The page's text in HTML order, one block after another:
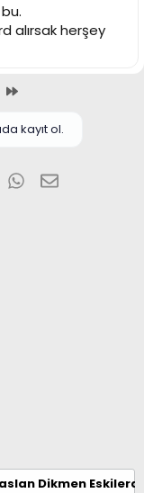
alırsak herşey
kayıt ol.
TumblrWhatsApp
E-posta
Dikmen